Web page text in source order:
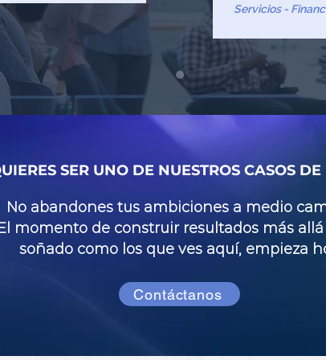
Servicios -
SER UNO DE NUESTROS CASOS DE
No abandones tus ambiciones a medio
momento de construir resultados más
soñado como los que ves aquí, empieza
Contáctanos